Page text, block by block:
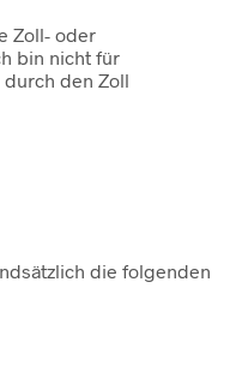
Zoll- oder
bin nicht für
den Zoll
die folgenden